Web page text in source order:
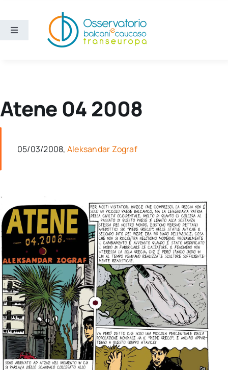
contenuto
Toggle
Cerca
per:
Newsletter
Ita
Atene 04 2008
05/03/2008, Aleksandar Zograf